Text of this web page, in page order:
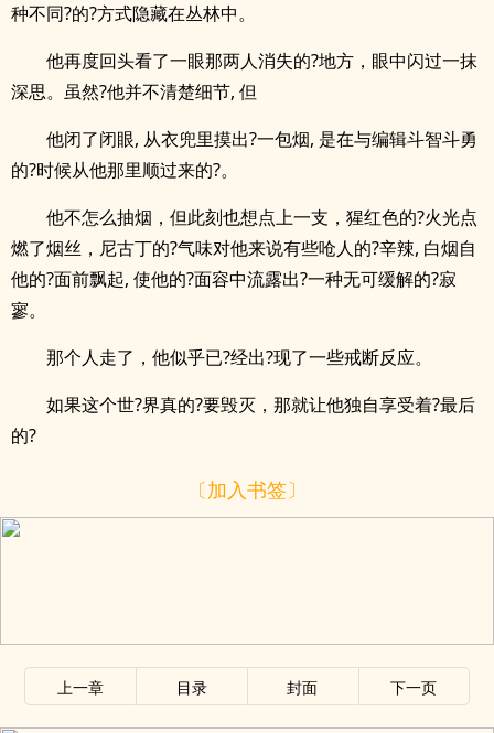
种不同?的?方式隐藏在丛林中。
他再度回头看了一眼那两人消失的?地方，眼中闪过一抹
深思。虽然?他并不清楚细节, 但
他闭了闭眼, 从衣兜里摸出?一包烟, 是在与编辑斗智斗勇
的?时候从他那里顺过来的?。
他不怎么抽烟，但此刻也想点上一支，猩红色的?火光点
燃了烟丝，尼古丁的?气味对他来说有些呛人的?辛辣, 白烟自
他的?面前飘起, 使他的?面容中流露出?一种无可缓解的?寂
寥。
那个人走了，他似乎已?经出?现了一些戒断反应。
如果这个世?界真的?要毁灭，那就让他独自享受着?最后
的?
〔加入书签〕
上一章 目录 封面 下一页